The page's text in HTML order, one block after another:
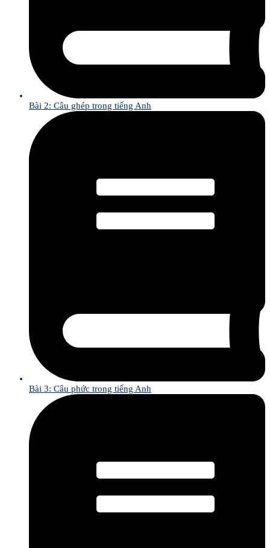
Bài 2: Câu ghép trong tiếng Anh
Bài 3: Câu phức trong tiếng Anh